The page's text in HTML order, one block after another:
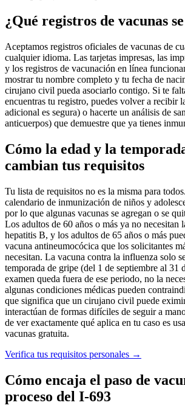
¿Qué registros de vacunas
Aceptamos registros oficiales de vacunas de
cualquier idioma. Las tarjetas impresas, las
y los registros de vacunación en línea
mostrar tu nombre completo y tu fecha de
cirujano civil pueda asociarlo contigo. Si te
encuentras tu registro, puedes volver a recibir
adicional es segura) o hacerte un análisis de
anticuerpos) que demuestre que ya tienes
Cómo la edad y la
cambian tus requisitos
Tu lista de requisitos no es la misma para
calendario de inmunización de niños y
por lo que algunas vacunas se agregan o se
Los adultos de 60 años o más ya no necesitan
hepatitis B, y los adultos de 65 años o más
vacuna antineumocócica que los solicitantes
necesitan. La vacuna contra la influenza solo
temporada de gripe (del 1 de septiembre al 31
examen queda fuera de ese periodo, no la
algunas condiciones médicas pueden
que significa que un cirujano civil puede
interactúan de formas difíciles de seguir a
de ver exactamente qué aplica en tu caso es
vacunas gratuita.
Verifica tus requisitos personales →
Cómo encaja el paso de
proceso del I-693